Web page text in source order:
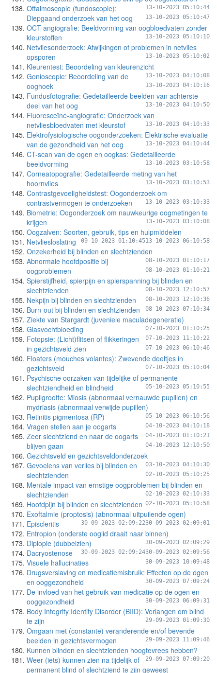
13-10-2023 05:10:44
Oftalmoscopie (fundoscopie):
Diepgaand onderzoek van het oog
13-10-2023 05:10:47
OCT-angiografie: Beeldvorming van oogbloedvaten zonder
kleurstoffen
13-10-2023 05:10:10
Netvliesonderzoek: Afwijkingen of problemen in netvlies
opsporen
13-10-2023 05:10:02
Kleurentest: Beoordeling van kleurenzicht
13-10-2023 04:10:08
Gonioscopie: Beoordeling van de
ooghoek
13-10-2023 04:10:16
Fundusfotografie: Gedetailleerde beelden van achterste
deel van het oog
13-10-2023 04:10:50
Fluoresceïne-angiografie: Onderzoek van
netvliesbloedvaten met kleurstof
13-10-2023 04:10:33
Elektrofysiologische oogonderzoeken: Elektrische evaluatie
van de gezondheid van het oog
13-10-2023 04:10:44
CT-scan van de ogen en oogkas: Gedetailleerde
beeldvorming
13-10-2023 03:10:58
Corneatopografie: Gedetailleerde meting van het
hoornvlies
13-10-2023 03:10:53
Contrastgevoeligheidstest: Oogonderzoek om
contrastvermogen te onderzoeken
13-10-2023 03:10:33
Biometrie: Oogonderzoek om nauwkeurige oogmetingen te
krijgen
13-10-2023 03:10:08
Oogzalven: Soorten, gebruik, tips en hulpmiddelen
13-10-2023 06:10:58
Netvliesloslating 09-10-2023 01:10:45
Onzekerheid bij blinden en slechtzienden
08-10-2023 01:10:17
Abnormale hoofdpositie bij
oogproblemen
08-10-2023 01:10:21
Spierstijfheid, spierpijn en spierspanning bij blinden en
slechtzienden
08-10-2023 12:10:57
Nekpijn bij blinden en slechtzienden 08-10-2023 12:10:36
Burn-out bij blinden en slechtzienden 08-10-2023 07:10:34
Ziekte van Stargardt (juveniele maculadegeneratie)
07-10-2023 01:10:25
Glasvochtbloeding
07-10-2023 11:10:22
Fotopsie: (Licht)flitsen of flikkeringen
in gezichtsveld zien
07-10-2023 06:10:46
Floaters (mouches volantes): Zwevende deeltjes in
gezichtsveld
07-10-2023 05:10:04
Psychische oorzaken van tijdelijke of permanente
slechtziendheid en blindheid
05-10-2023 05:10:55
Pupilgrootte: Miosis (abnormaal vernauwde pupillen) en
mydriasis (abnormaal verwijde pupillen)
05-10-2023 06:10:56
Retinitis pigmentosa (RP)
04-10-2023 04:10:18
Vragen stellen aan je oogarts
04-10-2023 01:10:21
Zeer slechtziend en naar de oogarts
blijven gaan
04-10-2023 12:10:50
Gezichtsveld en gezichtsveldonderzoek
03-10-2023 04:10:30
Gevoelens van verlies bij blinden en
slechtzienden
02-10-2023 05:10:25
Mentale impact van ernstige oogproblemen bij blinden en
slechtzienden
02-10-2023 02:10:33
Hoofdpijn bij blinden en slechtzienden 02-10-2023 05:10:58
Exoftalmie (proptosis) (abnormaal uitpuilende ogen)
30-09-2023 02:09:01
Episcleritis 30-09-2023 02:09:22
Entropion (onderste ooglid draait naar binnen)
30-09-2023 02:09:29
Diplopie (dubbelzien)
30-09-2023 02:09:56
Dacryostenose 30-09-2023 02:09:24
Visuele hallucinaties 30-09-2023 10:09:48
Drugsverslaving en medicatiemisbruik: Effecten op de ogen
en ooggezondheid
30-09-2023 07:09:24
De invloed van het gebruik van medicatie op de ogen en
ooggezondheid
30-09-2023 06:09:31
Body Integrity Identity Disorder (BIID): Verlangen om blind
te zijn
29-09-2023 01:09:30
Omgaan met (constante) veranderende en/of bevende
beelden in gezichtsvermogen
29-09-2023 11:09:46
Kunnen blinden en slechtzienden hoogtevrees hebben?
29-09-2023 07:09:20
Weer (iets) kunnen zien na tijdelijk of
permanent blind of slechtziend te zijn geweest